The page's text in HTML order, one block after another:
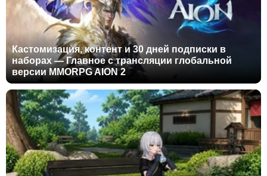
Кастомизация, контент и 30 дней подписки в
наборах — Главное с трансляции глобальной
версии MMORPG AION 2